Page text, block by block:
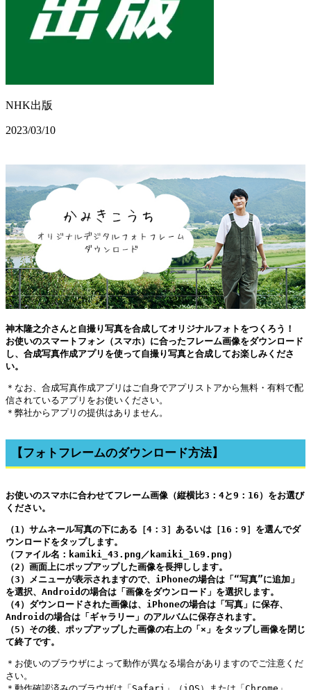
NHK出版
2023/03/10
神木隆之介さんと自撮り写真を合成してオリジナルフォトをつくろう！
お使いのスマートフォン（スマホ）に合ったフレーム画像をダウンロード
し、合成写真作成アプリを使って自撮り写真と合成してお楽しみくださ
い。
＊なお、合成写真作成アプリはご自身でアプリストアから無料・有料で配
信されているアプリをお使いください。
＊弊社からアプリの提供はありません。
【フォトフレームのダウンロード方法】
お使いのスマホに合わせてフレーム画像（縦横比3：4と9：16）をお選び
ください。
（1）サムネール写真の下にある［4：3］あるいは［16：9］を選んでダ
ウンロードをタップします。
（ファイル名：kamiki_43.png／kamiki_169.png）
（2）画面上にポップアップした画像を長押しします。
（3）メニューが表示されますので、iPhoneの場合は「“写真”に追加」
を選択、Androidの場合は「画像をダウンロード」を選択します。
（4）ダウンロードされた画像は、iPhoneの場合は「写真」に保存、
Androidの場合は「ギャラリー」のアルバムに保存されます。
（5）その後、ポップアップした画像の右上の「×」をタップし画像を閉じ
て終了です。
＊お使いのブラウザによって動作が異なる場合がありますのでご注意くだ
さい。